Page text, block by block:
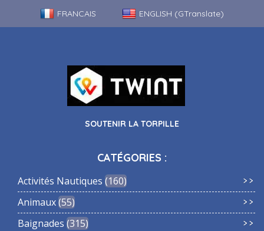
FRANCAIS
ENGLISH (GTranslate)
SOUTENIR LA TORPILLE
CATÉGORIES :
Activités Nautiques 160
Animaux 55
Baignades 315